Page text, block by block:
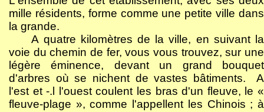
mille résidents, forme comme une petite ville dans
la grande.
A quatre kilomètres de la ville, en suivant la
voie du chemin de fer, vous vous trouvez, sur une
légère éminence, devant un grand bouquet
d'arbres où se nichent de vastes bâtiments.
A
l'est et -.l l'ouest coulent les bras d'un fleuve, le «
fleuve-plage », comme l'appellent les Chinois ; à